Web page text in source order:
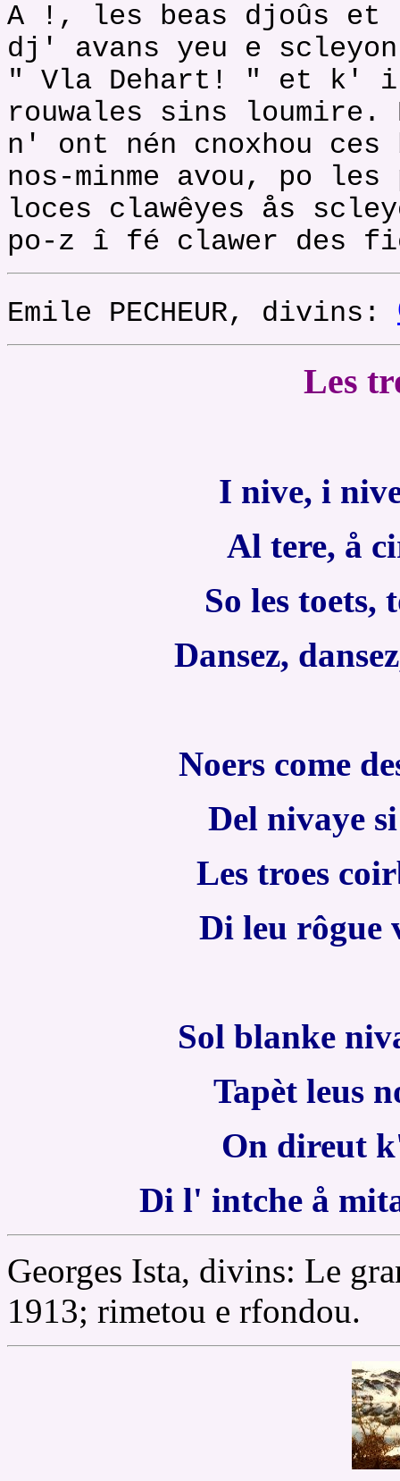
A !, les beas djoûs et
dj' avans yeu e
" Vla Dehart! " et k' i
rouwales sins
n' ont nén cnoxhou
nos-minme avou, po
loces clawêyes ås
po-z î fé clawer des
Emile PECHEUR, divins:
Les
I nive, i
Al tere, å
So les toets,
Dansez,
Noers come
Del nivaye
Les troes
Di leu rôgue
Sol blanke
Tapèt leus
On direut
Di l' intche å
Georges Ista, divins: Le
1913; rimetou e rfondou.